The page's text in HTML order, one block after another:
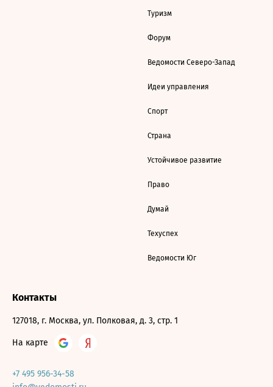
Туризм
Форум
Ведомости Северо-Запад
Идеи управления
Спорт
Страна
Устойчивое развитие
Право
Думай
Техуспех
Ведомости Юг
Контакты
127018, г. Москва, ул. Полковая, д. 3, стр. 1
На карте
+7 495 956-34-58